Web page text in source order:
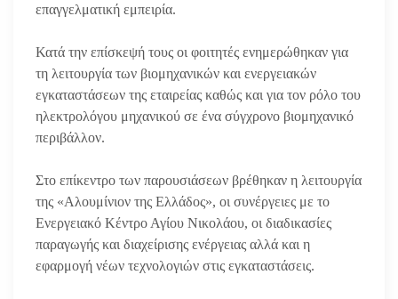
επαγγελματική εμπειρία.
Κατά την επίσκεψή τους οι φοιτητές ενημερώθηκαν για
τη λειτουργία των βιομηχανικών και ενεργειακών
εγκαταστάσεων της εταιρείας καθώς και για τον ρόλο του
ηλεκτρολόγου μηχανικού σε ένα σύγχρονο βιομηχανικό
περιβάλλον.
Στο επίκεντρο των παρουσιάσεων βρέθηκαν η λειτουργία
της «Αλουμίνιον της Ελλάδος», οι συνέργειες με το
Ενεργειακό Κέντρο Αγίου Νικολάου, οι διαδικασίες
παραγωγής και διαχείρισης ενέργειας αλλά και η
εφαρμογή νέων τεχνολογιών στις εγκαταστάσεις.